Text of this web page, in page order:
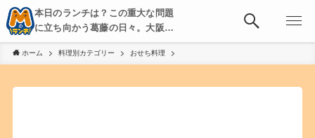
本日のランチは？この重大な問題
に立ち向かう葛藤の日々。大阪・
京都・神戸を中心とした食べ歩
き、飲み歩きを綴る。
ホーム 料理別カテゴリー おせち料理